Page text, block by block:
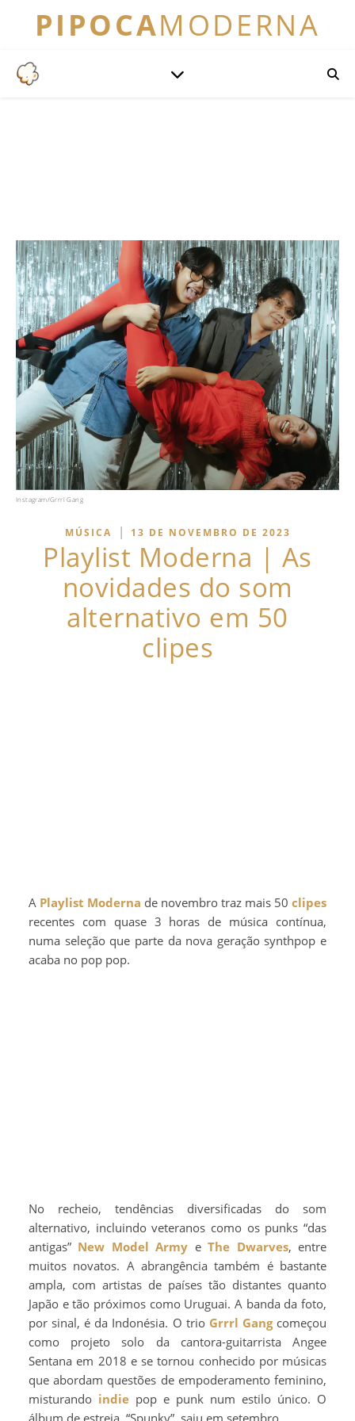
PIPOCAMODERNA
Instagram/Grrrl Gang
MÚSICA | 13 DE NOVEMBRO DE 2023
Playlist Moderna | As
novidades do som
alternativo em 50
clipes
Playlist Moderna de novembro traz mais 50 clipes
recentes com quase 3 horas de música contínua,
numa seleção que parte da nova geração synthpop e
acaba no pop pop.
No recheio, tendências diversificadas do som
alternativo, incluindo veteranos como os punks “das
antigas” New Model Army eThe Dwarves, entre
muitos novatos. A abrangência também é bastante
ampla, com artistas de países tão distantes quanto
Japão e tão próximos como Uruguai. A banda da foto,
por sinal, é da Indonésia. O trio Grrrl Gangcomeçou
como projeto solo da cantora-guitarrista Angee
Sentana em 2018 e se tornou conhecido por músicas
que abordam questões de empoderamento feminino,
misturando indie pop e punk num estilo único. O
álbum de estreia, “Spunky”, saiu em setembro.